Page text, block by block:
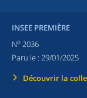
INSEE PREMIÈRE
No 2036
Paru le : 29/01/2025
Découvrir la